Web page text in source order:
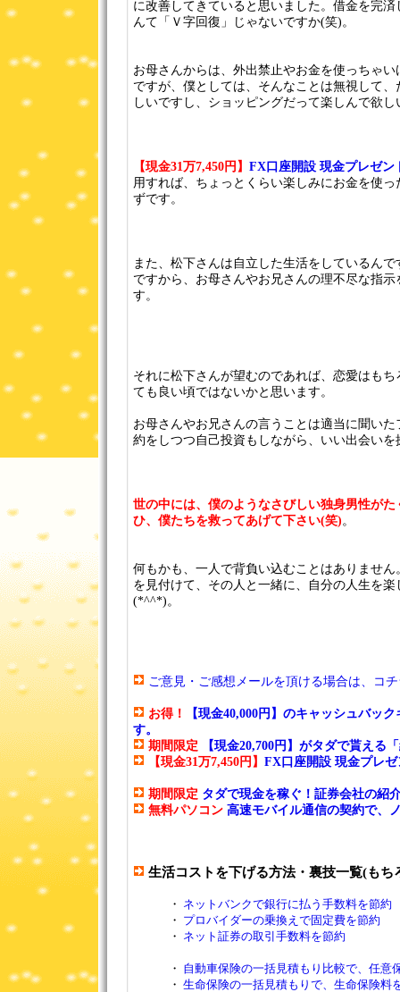
に改善してきていると思いました。借金を完
んて「Ｖ字回復」じゃないですか(笑)。
お母さんからは、外出禁止やお金を使っちゃ
ですが、僕としては、そんなことは無視して
しいですし、ショッピングだって楽しんで欲し
【現金31万7,450円】 FX口座開設 現金プレゼン
用すれば、ちょっとくらい楽しみにお金を使
ずです。
また、松下さんは自立した生活をしているん
ですから、お母さんやお兄さんの理不尽な指
す。
それに松下さんが望むのであれば、恋愛はも
ても良い頃ではないかと思います。
お母さんやお兄さんの言うことは適当に聞い
約をしつつ自己投資もしながら、いい出会い
世の中には、僕のようなさびしい独身男性が
ひ、僕たちを救ってあげて下さい(笑)。
何もかも、一人で背負い込むことはありませ
を見付けて、その人と一緒に、自分の人生を
(*^^*)。
ご意見・ご感想メールを頂ける場合は、コ
お得！
【現金40,000円】のキャッシュバッ
す。
期間限定
【現金20,700円】がタダで貰える
【現金31万7,450円】 FX口座開設 現金プレ
期間限定 タダで現金を稼ぐ！証券会社の紹
無料パソコン 高速モバイル通信の契約で、
生活コストを下げる方法・裏技一覧(もち
・ ネットバンクで銀行に払う手数料を節約
・ プロバイダーの乗換えで固定費を節約
・ ネット証券の取引手数料を節約
・ 自動車保険の一括見積もり比較で、任意
・ 生命保険の一括見積もりで、生命保険料